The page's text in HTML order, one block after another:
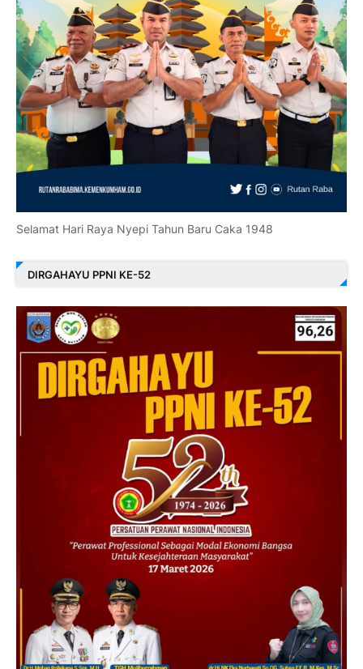
Selamat Hari Raya Nyepi Tahun Baru Caka 1948
DIRGAHAYU PPNI KE-52